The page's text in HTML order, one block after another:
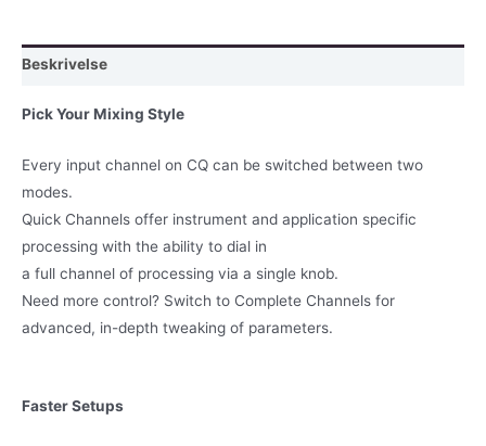
mikser
kHz
Beskrivelse
Pick Your Mixing Style
Every input channel on CQ can be switched between two
modes.
Quick Channels offer instrument and application specific
processing with the ability to dial in
a full channel of processing via a single knob.
Need more control? Switch to Complete Channels for
advanced, in-depth tweaking of parameters.
Faster Setups